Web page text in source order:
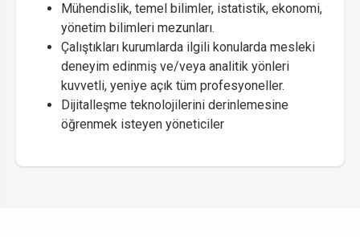
Mühendislik, temel bilimler, istatistik, ekonomi,
yönetim bilimleri mezunları.
Çalıştıkları kurumlarda ilgili konularda mesleki
deneyim edinmiş ve/veya analitik yönleri
kuvvetli, yeniye açık tüm profesyoneller.
Dijitalleşme teknolojilerini derinlemesine
öğrenmek isteyen yöneticiler